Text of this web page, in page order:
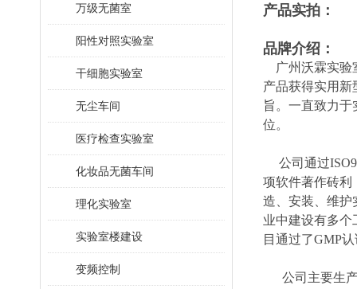
万级无菌室
阳性对照实验室
干细胞实验室
无尘车间
医疗检查实验室
化妆品无菌车间
理化实验室
实验室楼建设
变频控制
产品实拍：
品牌介绍：
广州沃霖实验
产品获得实用新
旨。一直致力
位。
公司通过
项软件著作砖利
造、安装、维护
业中建设有多
目通过了GMP
公司主要生产